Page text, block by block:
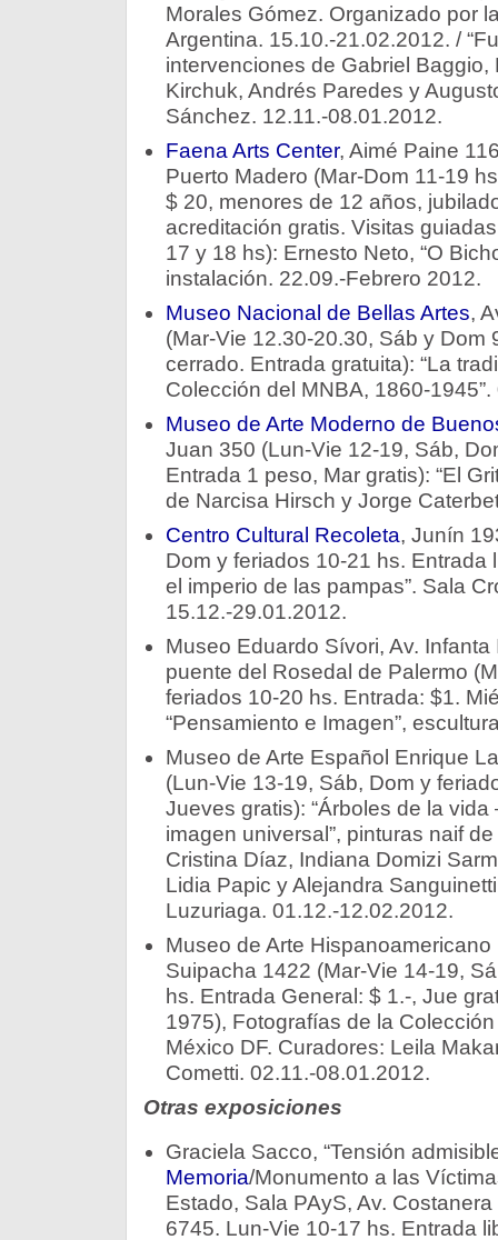
Morales Gómez. Organizado por
Argentina. 15.10.-21.02.2012. /
intervenciones de Gabriel Baggio,
Kirchuk, Andrés Paredes y
Sánchez. 12.11.-08.01.2012.
Faena Arts Center, Aimé Paine
Puerto Madero (Mar-Dom 11-19
$ 20, menores de 12 años,
acreditación gratis. Visitas
17 y 18 hs): Ernesto Neto, “O
instalación. 22.09.-Febrero 2012.
Museo Nacional de Bellas Artes,
(Mar-Vie 12.30-20.30, Sáb y Dom
cerrado. Entrada gratuita): “La
Colección del MNBA, 1860-
Museo de Arte Moderno de
Juan 350 (Lun-Vie 12-19, Sáb,
Entrada 1 peso, Mar gratis): “El
de Narcisa Hirsch y Jorge
Centro Cultural Recoleta, Junín
Dom y feriados 10-21 hs. Entrada
el imperio de las pampas”. Sala
15.12.-29.01.2012.
Museo Eduardo Sívori, Av.
puente del Rosedal de Palermo
feriados 10-20 hs. Entrada: $1.
“Pensamiento e Imagen”,
Museo de Arte Español Enrique
(Lun-Vie 13-19, Sáb, Dom y
Jueves gratis): “Árboles de la
imagen universal”, pinturas naif
Cristina Díaz, Indiana Domizi
Lidia Papic y Alejandra
Luzuriaga. 01.12.-12.02.2012.
Museo de Arte
Suipacha 1422 (Mar-Vie 14-19,
hs. Entrada General: $ 1.-, Jue
1975), Fotografías de la
México DF. Curadores: Leila
Cometti. 02.11.-08.01.2012.
Otras exposiciones
Graciela Sacco, “Tensión
Memoria/Monumento a las
Estado, Sala PAyS, Av.
6745. Lun-Vie 10-17 hs. Entrada